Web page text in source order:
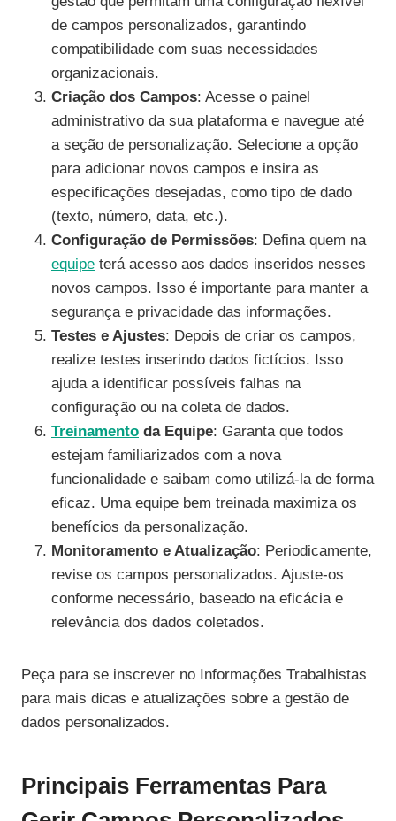
de campos personalizados, garantindo
compatibilidade com suas necessidades
organizacionais.
Criação dos Campos: Acesse o painel
administrativo da sua plataforma e navegue até
a seção de personalização. Selecione a opção
para adicionar novos campos e insira as
especificações desejadas, como tipo de dado
(texto, número, data, etc.).
Configuração de Permissões: Defina quem na
equipe terá acesso aos dados inseridos nesses
novos campos. Isso é importante para manter a
segurança e privacidade das informações.
Testes e Ajustes: Depois de criar os campos,
realize testes inserindo dados fictícios. Isso
ajuda a identificar possíveis falhas na
configuração ou na coleta de dados.
Treinamento da Equipe: Garanta que todos
estejam familiarizados com a nova
funcionalidade e saibam como utilizá-la de forma
eficaz. Uma equipe bem treinada maximiza os
benefícios da personalização.
Monitoramento e Atualização: Periodicamente,
revise os campos personalizados. Ajuste-os
conforme necessário, baseado na eficácia e
relevância dos dados coletados.
Peça para se inscrever no Informações Trabalhistas
para mais dicas e atualizações sobre a gestão de
dados personalizados.
Principais Ferramentas Para